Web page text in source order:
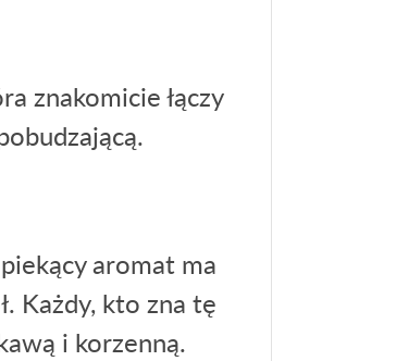
znakomicie łączy
aromat ma
Każdy, kto zna tę
i korzenną.